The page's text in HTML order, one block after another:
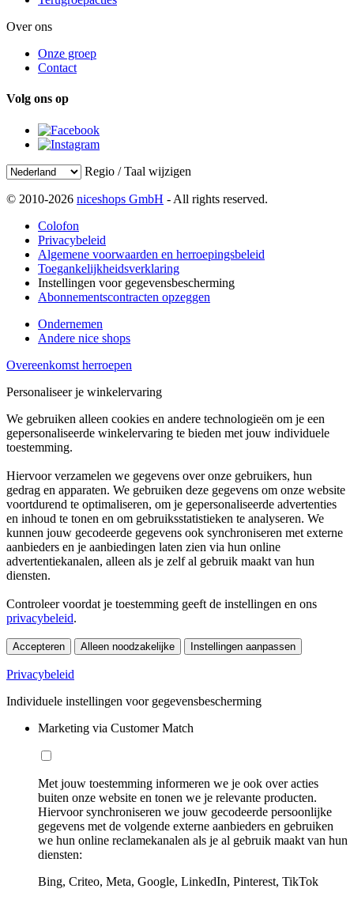
Over ons
Onze groep
Contact
Volg ons op
Regio / Taal wijzigen
© 2010-2026 niceshops GmbH - All rights reserved.
Colofon
Privacybeleid
Algemene voorwaarden en herroepingsbeleid
Toegankelijkheidsverklaring
Instellingen voor gegevensbescherming
Abonnementscontracten opzeggen
Ondernemen
Andere nice shops
Overeenkomst herroepen
Personaliseer je winkelervaring
We gebruiken alleen cookies en andere technologieën om je een
gepersonaliseerde winkelervaring te bieden met jouw individuele
toestemming.
Hiervoor verzamelen we gegevens over onze gebruikers, hun
gedrag en apparaten. We gebruiken deze gegevens om onze website
voortdurend te optimaliseren, om je gepersonaliseerde advertenties
en inhoud te tonen en om gebruiksstatistieken te analyseren. We
kunnen jouw gecodeerde gegevens ook synchroniseren met externe
aanbieders en je aanbiedingen laten zien via hun online
advertentiekanalen, alleen als je zelf al gebruik maakt van hun
diensten.
Controleer voordat je toestemming geeft de instellingen en ons
privacybeleid.
Accepteren Alleen noodzakelijke Instellingen aanpassen
Privacybeleid
Individuele instellingen voor gegevensbescherming
Marketing via Customer Match
Met jouw toestemming informeren we je ook over acties
buiten onze website en tonen we je relevante producten.
Hiervoor synchroniseren we jouw gecodeerde persoonlijke
gegevens met de volgende externe aanbieders en gebruiken
we hun online reclamekanalen als je al gebruik maakt van hun
diensten:
Bing, Criteo, Meta, Google, LinkedIn, Pinterest, TikTok